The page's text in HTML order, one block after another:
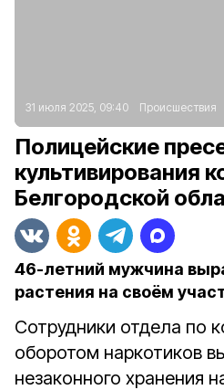
31 июля 2025, 09:40 Происшествия
Полицейские
культивирования
Белгородской
46-летний мужчина
растения на своём
Сотрудники отдела по
оборотом наркотиков
незаконного хранения